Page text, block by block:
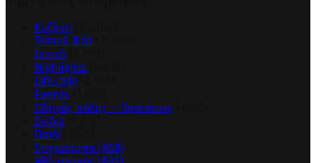
Κοζάνη
Τοπικά Νέα
Γενικά
Highlights
Lifestyle
Events
Οδηγός πόλης – Προτάσεις
Ζώδια
Παιδί
Στιγμιότυπα (858)